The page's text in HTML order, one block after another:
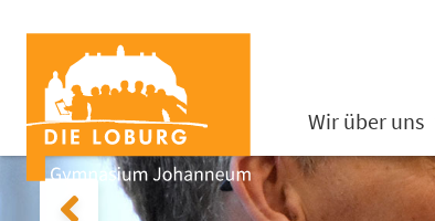
Wir über uns